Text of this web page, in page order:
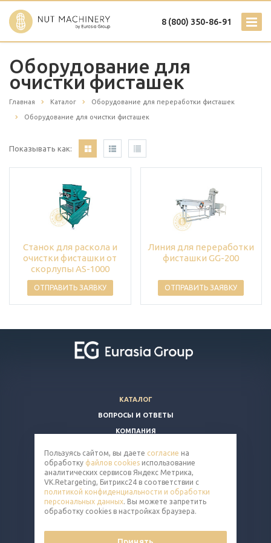
8 (800) 350-86-91
Оборудование для
очистки фисташек
Главная Каталог Оборудование для переработки фисташек
Оборудование для очистки фисташек
Показывать как:
Станок для раскола и
очистки фисташки от
скорлупы AS-1000
ОТПРАВИТЬ ЗАЯВКУ
Линия для переработки
фисташки GG-200
ОТПРАВИТЬ ЗАЯВКУ
КАТАЛОГ
ВОПРОСЫ И ОТВЕТЫ
КОМПАНИЯ
8 (800) 350-86-91
Пользуясь сайтом, вы даете согласие на
обработку файлов cookies использование
аналитических сервисов Яндекс Метрика,
VK.Retargeting, Битрикс24 в соответствии с
политикой конфиденциальности и обработки
персональных данных. Вы можете запретить
обработку cookies в настройках браузера.